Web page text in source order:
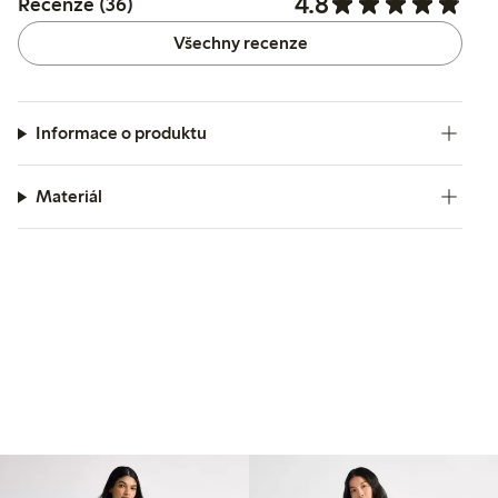
Recenze (36)
Všechny recenze
Informace o produktu
Materiál